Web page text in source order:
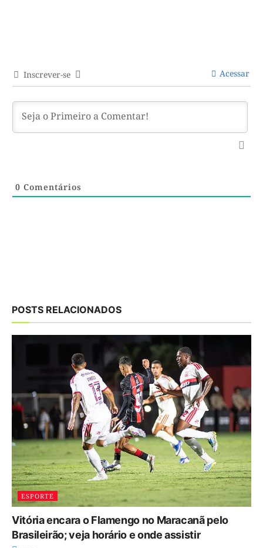
Inscrever-se Acessar
0 Comentários
POSTS RELACIONADOS
ESPORTE
Vitória encara o Flamengo no Maracanã pelo
Brasileirão; veja horário e onde assistir